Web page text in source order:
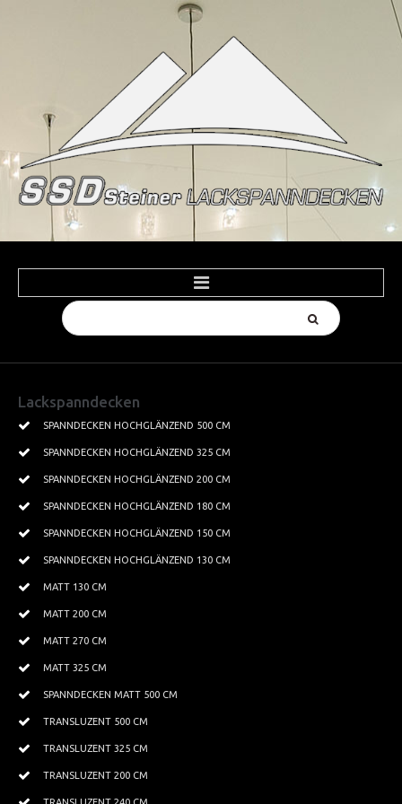
HOME
Textilspanndecken
Leisten Profile
Kristallbeleuchtung
Tapeten
Kundenprojekte
Wohnbereich
Küchen
Lichtdecken
Suchen
...
Lackspanndecken
SPANNDECKEN HOCHGLÄNZEND 500 CM
SPANNDECKEN HOCHGLÄNZEND 325 CM
SPANNDECKEN HOCHGLÄNZEND 200 CM
SPANNDECKEN HOCHGLÄNZEND 180 CM
SPANNDECKEN HOCHGLÄNZEND 150 CM
SPANNDECKEN HOCHGLÄNZEND 130 CM
MATT 130 CM
MATT 200 CM
MATT 270 CM
MATT 325 CM
SPANNDECKEN MATT 500 CM
TRANSLUZENT 500 CM
TRANSLUZENT 325 CM
TRANSLUZENT 200 CM
TRANSLUZENT 240 CM